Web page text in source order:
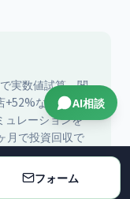
実数値試算。閲
+52%などの平均
ュレーションを
月で投資回収で
が2026-06-03に
。内容の正確性を定
フォーム
AI相談